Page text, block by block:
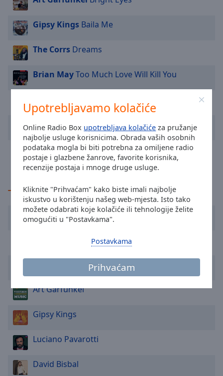
Upotrebljavamo kolačiće
Online Radio Box upotrebljava kolačiće za pružanje
najbolje usluge korisnicima. Obrada vaših osobnih
podataka mogla bi biti potrebna za omiljene radio
postaje i glazbene žanrove, favorite korisnika,
recenzije postaja i mnoge druge usluge.
Kliknite "Prihvaćam" kako biste imali najbolje
iskustvo u korištenju našeg web-mjesta. Isto tako
možete odabrati koje kolačiće ili tehnologije želite
omogućiti u "Postavkama".
Prihvaćam
Postavkama
and
close
window.
Text
Color
Opacity
Background
Opacity
Caption
Opacity
Font
Size
Text
Edge
Style
Gipsy Kings Baila Me
The Corrs Dreams
Brian MayToo Much Love Will Kill You
Meat LoafI'd Lie for You (And That's the Truth)
Armin van BuurenArmin van Buuren on
Temporality
TOP glazbenici
Lionel Richie
Art Garfunkel
Gipsy Kings
Luciano Pavarotti
David Bisbal